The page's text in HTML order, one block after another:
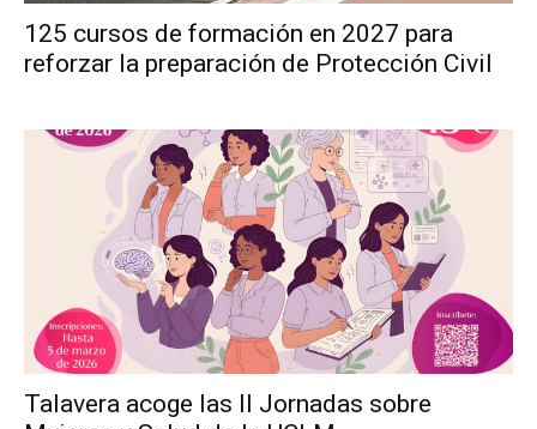
125 cursos de formación en 2027 para
reforzar la preparación de Protección Civil
Talavera acoge las II Jornadas sobre